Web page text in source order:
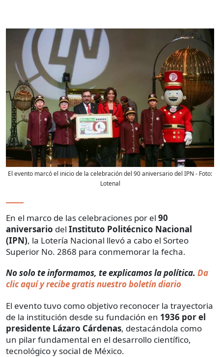
El evento marcó el inicio de la celebración del 90 aniversario del IPN - Foto:
Lotenal
En el marco de las celebraciones por el 90
aniversario del Instituto Politécnico Nacional
(IPN), la Lotería Nacional llevó a cabo el Sorteo
Superior No. 2868 para conmemorar la fecha.
No solo te informamos, te explicamos la política. Da
clic aquí y recibe gratis nuestro boletín diario
El evento tuvo como objetivo reconocer la trayectoria
de la institución desde su fundación en 1936 por el
presidente Lázaro Cárdenas, destacándola como
un pilar fundamental en el desarrollo científico,
tecnológico y social de México.